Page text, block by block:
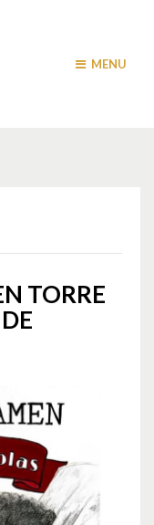
MENU
TORRE